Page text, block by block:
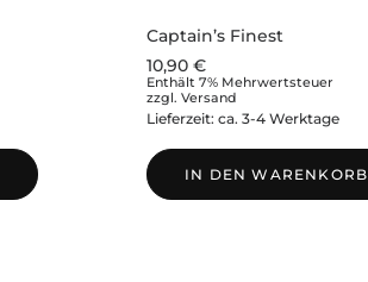
Captain’s Finest
10,90 €
Enthält 7% Mehrwertsteuer
zzgl. Versand
Lieferzeit: ca. 3-4 Werktage
IN DEN WARENKORB